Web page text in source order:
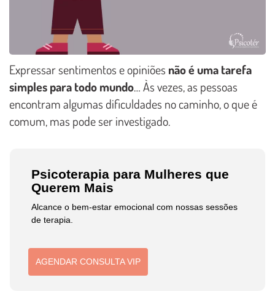
Expressar sentimentos e opiniões não é uma tarefa
simples para todo mundo… Às vezes, as pessoas
encontram algumas dificuldades no caminho, o que é
comum, mas pode ser investigado.
Psicoterapia para Mulheres que
Querem Mais
Alcance o bem-estar emocional com nossas sessões
de terapia.
AGENDAR CONSULTA VIP